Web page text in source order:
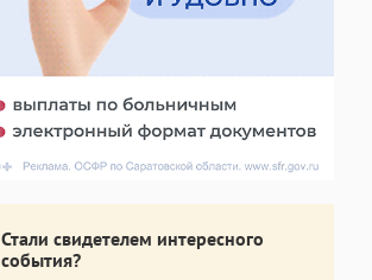
Стали свидетелем интересного
события?